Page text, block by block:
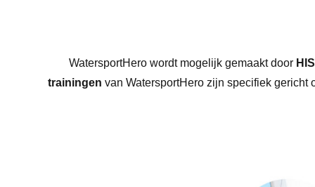
WatersportHero wordt mogelijk gemaakt door
trainingen van WatersportHero zijn specifiek gericht